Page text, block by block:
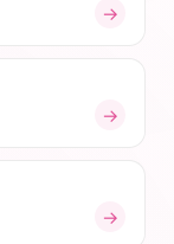
→
→
→